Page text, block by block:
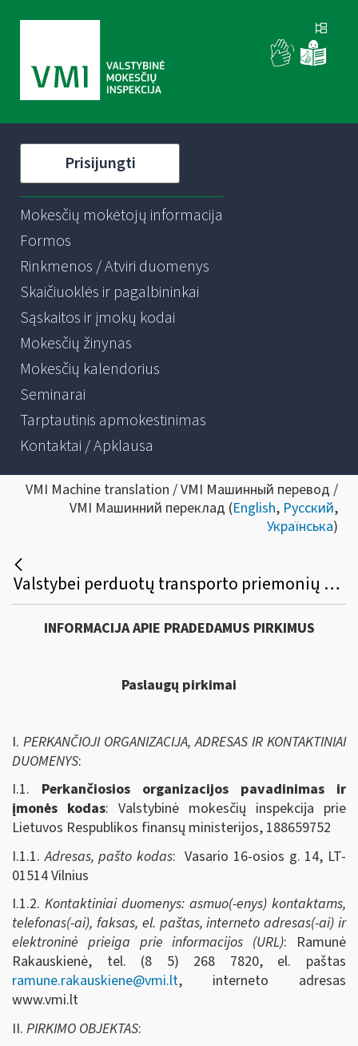
Prisijungti
Mokesčių mokėtojų informacija
Formos
Rinkmenos / Atviri duomenys
Skaičiuoklės ir pagalbininkai
Sąskaitos ir įmokų kodai
Mokesčių žinynas
Mokesčių kalendorius
Seminarai
Tarptautinis apmokestinimas
Kontaktai / Apklausa
VMI Machine translation / VMI Машинный перевод /
VMI Машинний переклад (English, Русский,
Українська)
Valstybei perduotų transporto priemonių vertinimo paslaugų viešasis pirkimas
INFORMACIJA APIE PRADEDAMUS PIRKIMUS
Paslaugų pirkimai
I. PERKANČIOJI ORGANIZACIJA, ADRESAS IR KONTAKTINIAI
DUOMENYS:
I.1. Perkančiosios organizacijos pavadinimas ir
įmonės kodas: Valstybinė mokesčių inspekcija prie
Lietuvos Respublikos finansų ministerijos, 188659752
I.1.1.Adresas, pašto kodas: Vasario 16-osios g. 14, LT-
01514 Vilnius
I.1.2. Kontaktiniai duomenys: asmuo(-enys) kontaktams,
telefonas(-ai), faksas, el. paštas, interneto adresas(-ai) ir
elektroninė prieiga prie informacijos (URL): Ramunė
Rakauskienė, tel. (8 5) 268 7820, el. paštas
ramune.rakauskiene@vmi.lt, interneto adresas
www.vmi.lt
II. PIRKIMO OBJEKTAS: